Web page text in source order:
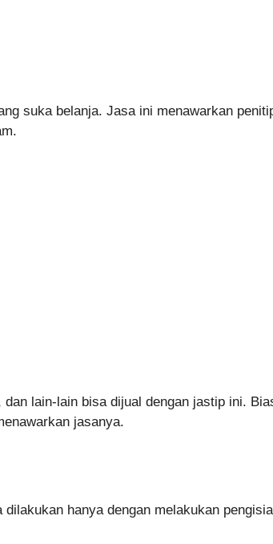
suka belanja. Jasa ini menawarkan
lain-lain bisa dijual dengan jastip ini.
jasanya.
dilakukan hanya dengan melakukan